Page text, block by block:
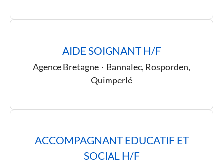
AIDE SOIGNANT H/F
Agence Bretagne · Bannalec, Rosporden,
Quimperlé
ACCOMPAGNANT EDUCATIF ET
SOCIAL H/F